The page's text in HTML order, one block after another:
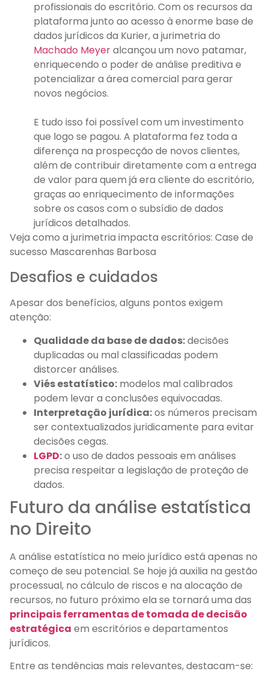
profissionais do escritório. Com os recursos da
plataforma junto ao acesso à enorme base de
dados jurídicos da Kurier, a jurimetria do
Machado Meyeralcançou um novo patamar,
enriquecendo o poder de análise preditiva e
potencializar a área comercial para gerar
novos negócios.
E tudo isso foi possível com um investimento
que logo se pagou. A plataforma fez toda a
diferença na prospecção de novos clientes,
além de contribuir diretamente com a entrega
de valor para quem já era cliente do escritório,
graças ao enriquecimento de informações
sobre os casos com o subsídio de dados
jurídicos detalhados.
Veja como a jurimetria impacta escritórios: Case de
sucesso Mascarenhas Barbosa
Desafios e cuidados
Apesar dos benefícios, alguns pontos exigem
atenção:
Qualidade da base de dados:decisões
duplicadas ou mal classificadas podem
distorcer análises.
Viés estatístico: modelos mal calibrados
podem levar a conclusões equivocadas.
Interpretação jurídica:os números precisam
ser contextualizados juridicamente para evitar
decisões cegas.
LGPD:o uso de dados pessoais em análises
precisa respeitar a legislação de proteção de
dados.
Futuro da análise estatística
no Direito
A análise estatística no meio jurídico está apenas no
começo de seu potencial. Se hoje já auxilia na gestão
processual, no cálculo de riscos e na alocação de
recursos, no futuro próximo ela se tornará uma das
principais ferramentas de tomada de decisão
estratégica em escritórios e departamentos
jurídicos.
Entre as tendências mais relevantes, destacam-se: